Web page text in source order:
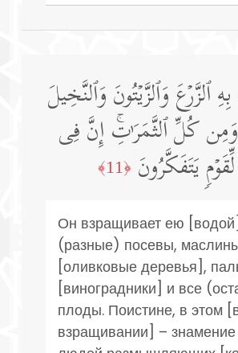
ٱلزَّرۡعَ وَٱلزَّیۡتُونَ وَٱلنَّخِیلَ
كُلِّ ٱلثَّمَرَ ٰ⁠تِۚ إِنَّ فِی
یَتَفَكَّرُونَ ﴿11﴾
Он взращивает ею
(разные) посевы,
[оливковые деревья],
[виноградники] и все
плоды. Поистине, в этом
взращивании] –